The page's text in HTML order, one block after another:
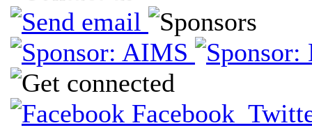
Facebook